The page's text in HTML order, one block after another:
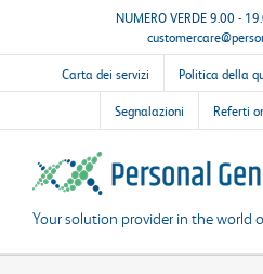
contenuto
NUMERO VERDE 9.00 -
Carta dei servizi Politica della
Segnalazioni Referti
Your solution provider in the world